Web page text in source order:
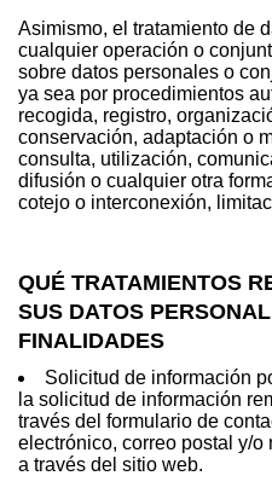
Asimismo, el tratamiento de
cualquier operación o
sobre datos personales o
ya sea por procedimientos
recogida, registro,
conservación, adaptación o
consulta, utilización,
difusión o cualquier otra
cotejo o interconexión,
QUÉ TRATAMIENTOS
SUS DATOS
FINALIDADES
Solicitud de información
la solicitud de información
través del formulario de
electrónico, correo postal y/
a través del sitio web.